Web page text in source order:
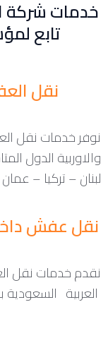
خدمات شركة
تابع
نقل
نوفر خدمات نقل
والاوربية الدول
لبنان – تركيا –
نقل عفش
نقدم خدمات نقل